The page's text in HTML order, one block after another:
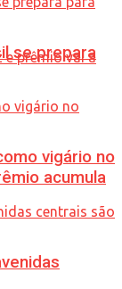
acumula
se prepara
vigário no